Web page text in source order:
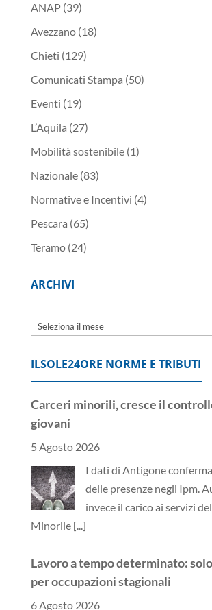
ANAP(39)
Avezzano(18)
Chieti (129)
Comunicati Stampa (50)
Eventi (19)
L’Aquila (27)
Mobilità sostenibile(1)
Nazionale(83)
Normative e Incentivi (4)
Pescara (65)
Teramo(24)
ARCHIVI
Archivi
ILSOLE24ORE NORME E TRIBUTI
Carceri minorili, cresce il
giovani
5 Agosto 2026
I dati di Antigone
delle presenze negli Ipm.
invece il carico ai servizi
Minorile [...]
Lavoro a tempo determinato:
per occupazioni stagionali
6 Agosto 2026